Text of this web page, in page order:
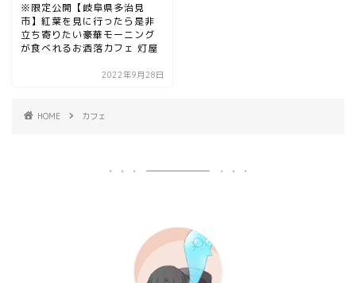
※限定公開【岐阜県多治見
市】紅葉を見に行ったら是非
立ち寄りたい豪華モーニング
が食べれるお洒落カフェ 灯屋
2022年9月28日
HOME カフェ